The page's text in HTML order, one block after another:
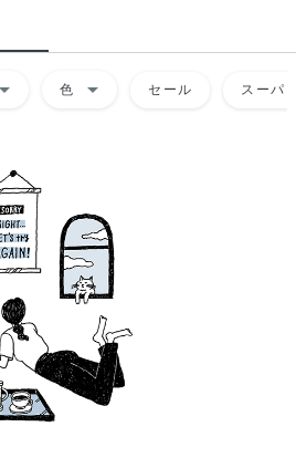
arrow_drop_down 色 arrow_drop_down セール スーパ